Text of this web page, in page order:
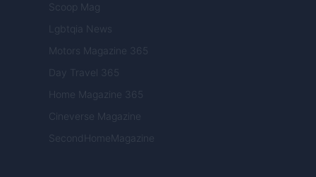
Scoop Mag
Lgbtqia News
Motors Magazine 365
Day Travel 365
Home Magazine 365
Cineverse Magazine
SecondHomeMagazine